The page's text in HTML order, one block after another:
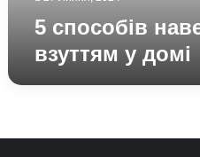
5 способів
взуттям у домі